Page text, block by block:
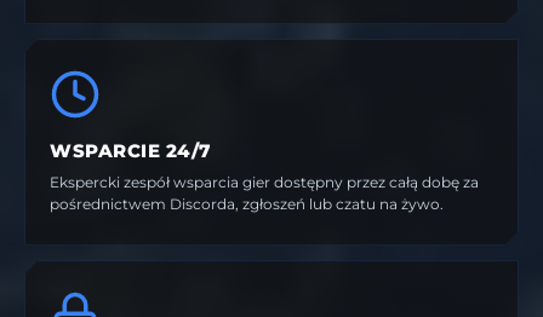
WSPARCIE 24/7
Ekspercki zespół wsparcia gier dostępny przez całą dobę za
pośrednictwem Discorda, zgłoszeń lub czatu na żywo.